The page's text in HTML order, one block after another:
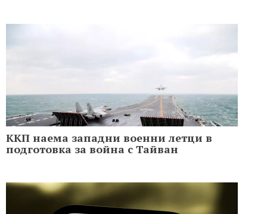
ККП наема западни военни летци в
подготовка за война с Тайван